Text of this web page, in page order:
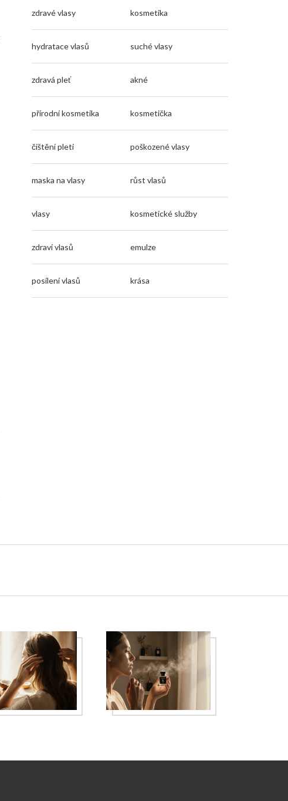
zdravé vlasy kosmetika
hydratace vlasů suché vlasy
zdravá pleť akné
přírodní kosmetika kosmetička
čištění pleti poškozené vlasy
maska na vlasy růst vlasů
vlasy kosmetické služby
zdraví vlasů emulze
posílení vlasů krása